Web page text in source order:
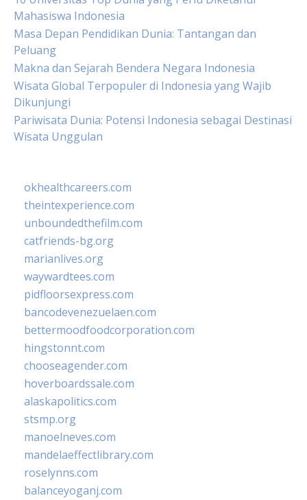
Mahasiswa Indonesia
Masa Depan Pendidikan Dunia: Tantangan dan
Peluang
Makna dan Sejarah Bendera Negara Indonesia
Wisata Global Terpopuler di Indonesia yang Wajib
Dikunjungi
Pariwisata Dunia: Potensi Indonesia sebagai Destinasi
Wisata Unggulan
okhealthcareers.com
theintexperience.com
unboundedthefilm.com
catfriends-bg.org
marianlives.org
waywardtees.com
pidfloorsexpress.com
bancodevenezuelaen.com
bettermoodfoodcorporation.com
hingstonnt.com
chooseagender.com
hoverboardssale.com
alaskapolitics.com
stsmp.org
manoelneves.com
mandelaeffectlibrary.com
roselynns.com
balanceyoganj.com